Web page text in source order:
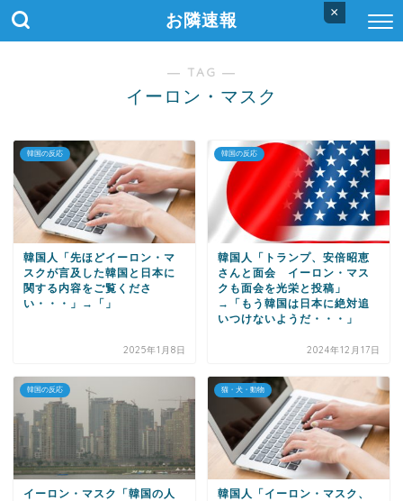
×
お隣速報
― TAG ―
イーロン・マスク
韓国の反応
韓国人「先ほどイーロン・マ
スクが言及した韓国と日本に
関する内容をご覧くださ
い・・・」→「」
2025年1月8日
韓国の反応
韓国人「トランプ、安倍昭恵
さんと面会 イーロン・マス
クも面会を光栄と投稿」
→「もう韓国は日本に絶対追
いつけないようだ・・・」
2024年12月17日
韓国の反応
イーロン・マスク「韓国の人
猫・犬・動物
韓国人「イーロン・マスク、